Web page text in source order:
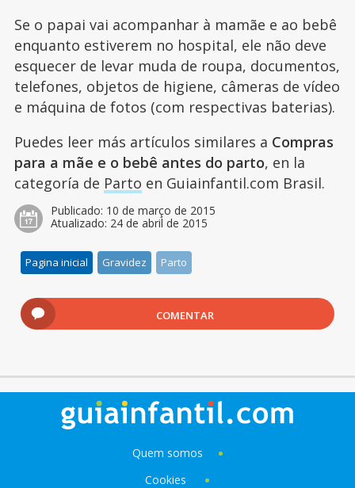
Se o papai vai acompanhar à mamãe e ao bebê
enquanto estiverem no hospital, ele não deve
esquecer de levar muda de roupa, documentos,
telefones, objetos de higiene, câmeras de vídeo
e máquina de fotos (com respectivas baterias).
Puedes leer más artículos similares a Compras
para a mãe e o bebê antes do parto, en la
categoría de Parto en Guiainfantil.com Brasil.
Publicado: 10 de março de 2015
Atualizado: 24 de abril de 2015
Pagina inicial Gravidez Parto
COMENTAR
Quem somos
Cookies